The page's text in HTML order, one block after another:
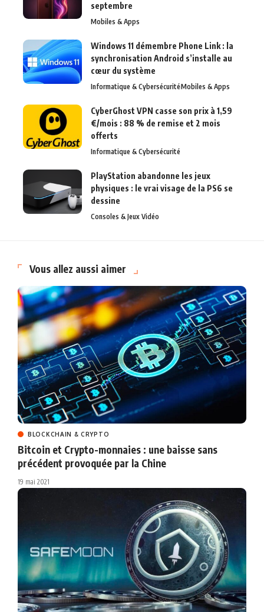
septembre
Mobiles & Apps
Windows 11 démembre Phone Link : la
synchronisation Android s’installe au
cœur du système
Informatique & CybersécuritéMobiles & Apps
CyberGhost VPN casse son prix à 1,59
€/mois : 88 % de remise et 2 mois
offerts
Informatique & Cybersécurité
PlayStation abandonne les jeux
physiques : le vrai visage de la PS6 se
dessine
Consoles & Jeux Vidéo
Vous allez aussi aimer
BLOCKCHAIN & CRYPTO
Bitcoin et Crypto-monnaies : une baisse sans
précédent provoquée par la Chine
19 mai 2021